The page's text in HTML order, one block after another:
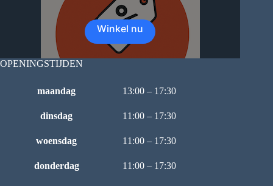
Winkel nu
OPENINGSTIJDEN
maandag 13:00 – 17:30
dinsdag 11:00 – 17:30
woensdag 11:00 – 17:30
donderdag 11:00 – 17:30